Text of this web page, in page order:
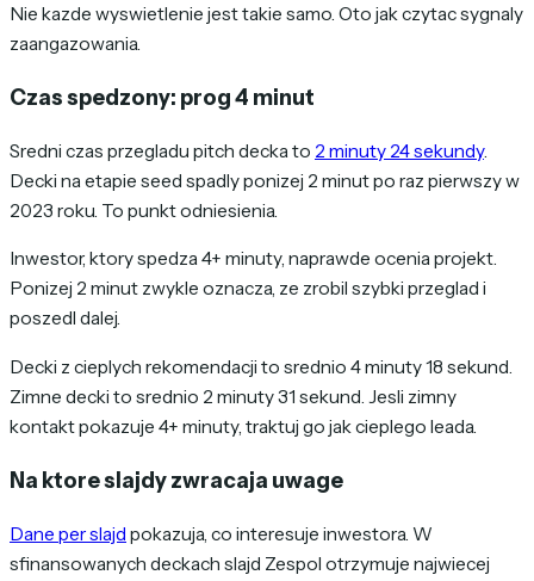
Nie kazde wyswietlenie jest takie samo. Oto jak czytac sygnaly
zaangazowania.
Czas spedzony: prog 4 minut
Sredni czas przegladu pitch decka to 2 minuty 24 sekundy.
Decki na etapie seed spadly ponizej 2 minut po raz pierwszy w
2023 roku. To punkt odniesienia.
Inwestor, ktory spedza 4+ minuty, naprawde ocenia projekt.
Ponizej 2 minut zwykle oznacza, ze zrobil szybki przeglad i
poszedl dalej.
Decki z cieplych rekomendacji to srednio 4 minuty 18 sekund.
Zimne decki to srednio 2 minuty 31 sekund. Jesli zimny
kontakt pokazuje 4+ minuty, traktuj go jak cieplego leada.
Na ktore slajdy zwracaja uwage
Dane per slajd pokazuja, co interesuje inwestora. W
sfinansowanych deckach slajd Zespol otrzymuje najwiecej